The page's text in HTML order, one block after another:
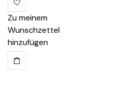
Zu meinem
Wunschzettel
hinzufügen